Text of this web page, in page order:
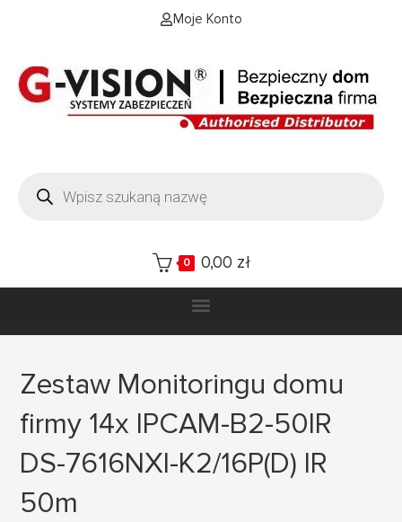
Moje Konto
0 0,00 zł
Zestaw Monitoringu domu
firmy 14x IPCAM-B2-50IR
DS-7616NXI-K2/16P(D) IR
50m